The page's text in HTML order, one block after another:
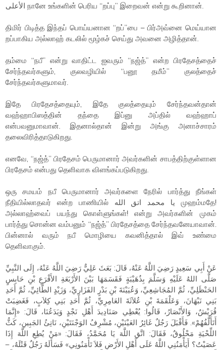
الأعلى நானே உங்களின் பெரிய “றப்பு” இறைவன் என்று கூறினான்.
திமிர் பிடித்த இந்தப் பொய்யனான “றப்”பை – பிர்அவ்னை மெய்யான
றப்பாகிய அல்லாஹ் கடலில் மூழ்கச் செய்து அவனை அழித்தான்.
தம்மை “நபீ” என்று வாதிட்ட ஐவரும் “நஜ்த்” என்ற பிரதேசத்தைச்
சேர்ந்தவர்களும், குலவழியில் “பனூ தமீம்” குலத்தைச்
சேர்ந்தவர்களுமாவர்.
இதே பிரதேசத்தையும், இதே குலத்தையும் சேர்ந்தவன்தான்
வஹ்ஹாபிஸத்தின் தந்தை இப்னு அப்தில் வஹ்ஹாப்
என்பவனுமாவான். இதனால்தான் இன்று அங்கு அனாச்சாரம்
தலைவிரித்தாடுகிறது.
எனவே, “நஜ்த்” பிரதேசம் பெருமானார் அவர்களின் சாபத்திற்குள்ளான
பிரதேசம் என்பது தெளிவாக விளங்கப்படுகிறது.
ஒரு சமயம் நபீ பெருமானார் அவர்களை நேரில் பார்த்து நீங்கள்
நீதியில்லாதவர் என்ற பாணியில் يا محمد اتق الله முஹம்மதே!
அல்லாஹ்வைப் பயந்து கொள்ளுங்கள்! என்று அவர்களின் முகம்
பார்த்து சொன்ன வம்பனும் “நஜ்த்” பிரதேசத்தை சேர்ந்தவனேயாவான்.
பின்னால் வரும் நபீ மொழியை கவனித்தால் இவ் உண்மை
தெளிவாகும்.
عَنْ أَبِي سَعِيدٍ رَضِيَ اللَّهُ عَنْهُ، قَالَ: بَعَثَ عَلِيٌّ رَضِيَ اللَّهُ عَنْهُ، إِلَى النَّبِيِّ
صَلَّى اللهُ عَلَيْهِ وَسَلَّمَ بِذُهَيْبَةٍ فَقَسَمَهَا بَيْنَ الأَرْبَعَةِ الأَقْرَعِ بْنِ حَابِسٍ
الحَنْظَلِيِّ، ثُمَّ المُجَاشِعِيِّ، وَعُيَيْنَةَ بْنِ بَدْرٍ الفَزَارِيِّ، وَزَيْدٍ الطَّائِيِّ، ثُمَّ أَحَدِ
بَنِي نَبْهَانَ، وَعَلْقَمَةَ بْنِ عُلاَثَةَ العَامِرِيِّ، ثُمَّ أَحَدِ بَنِي كِلاَبٍ، فَغَضِبَتْ
قُرَيْشٌ، وَالأَنْصَارُ، قَالُوا: يُعْطِي صَنَادِيدَ أَهْلِ نَجْدٍ وَيَدَعُنَا، قَالَ: «إِنَّمَا
أَتَأَلَّفُهُمْ». فَأَقْبَلَ رَجُلٌ غَائِرُ العَيْنَيْنِ، مُشْرِفُ الوَجْنَتَيْنِ، نَاتِئُ الجَبِينِ، كَثُّ
اللِّحْيَةِ مَحْلُوقٌ، فَقَالَ: اتَّقِ اللَّهَ يَا مُحَمَّدُ، فَقَالَ: «مَنْ يُطِعِ اللَّهَ إِذَا
عَصَيْتُ؟ أَيَأْمَنُنِي اللَّهُ عَلَى أَهْلِ الأَرْضِ فَلاَ تَأْمَنُونِي» فَسَأَلَهُ رَجُلٌ قَتْلَهُ، –